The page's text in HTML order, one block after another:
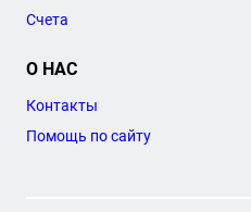
Счета
О НАС
Контакты
Помощь по сайту